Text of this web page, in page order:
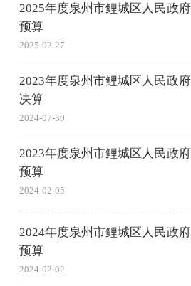
2025年度泉州市鲤城区人民政
预算
2025-02-27
2023年度泉州市鲤城区人民政
决算
2024-07-30
2023年度泉州市鲤城区人民政
预算
2024-02-05
2024年度泉州市鲤城区人民政
预算
2024-02-02